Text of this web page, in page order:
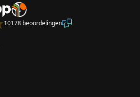
10178 beoordelingen